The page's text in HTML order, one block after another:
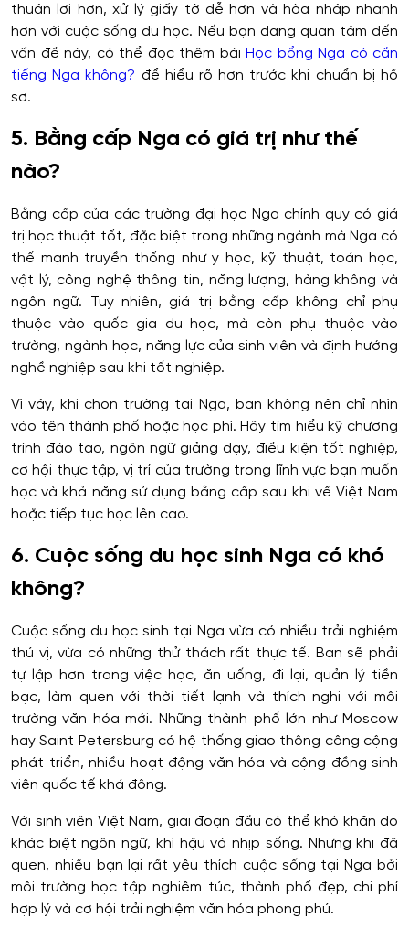
thuận lợi hơn, xử lý giấy tờ dễ hơn và hòa nhập nhanh
hơn với cuộc sống du học. Nếu bạn đang quan tâm đến
vấn đề này, có thể đọc thêm bài Học bổng Nga có cần
tiếng Nga không? để hiểu rõ hơn trước khi chuẩn bị hồ
sơ.
5. Bằng cấp Nga có giá trị như thế
nào?
Bằng cấp của các trường đại học Nga chính quy có giá
trị học thuật tốt, đặc biệt trong những ngành mà Nga có
thế mạnh truyền thống như y học, kỹ thuật, toán học,
vật lý, công nghệ thông tin, năng lượng, hàng không và
ngôn ngữ. Tuy nhiên, giá trị bằng cấp không chỉ phụ
thuộc vào quốc gia du học, mà còn phụ thuộc vào
trường, ngành học, năng lực của sinh viên và định hướng
nghề nghiệp sau khi tốt nghiệp.
Vì vậy, khi chọn trường tại Nga, bạn không nên chỉ nhìn
vào tên thành phố hoặc học phí. Hãy tìm hiểu kỹ chương
trình đào tạo, ngôn ngữ giảng dạy, điều kiện tốt nghiệp,
cơ hội thực tập, vị trí của trường trong lĩnh vực bạn muốn
học và khả năng sử dụng bằng cấp sau khi về Việt Nam
hoặc tiếp tục học lên cao.
6. Cuộc sống du học sinh Nga có khó
không?
Cuộc sống du học sinh tại Nga vừa có nhiều trải nghiệm
thú vị, vừa có những thử thách rất thực tế. Bạn sẽ phải
tự lập hơn trong việc học, ăn uống, đi lại, quản lý tiền
bạc, làm quen với thời tiết lạnh và thích nghi với môi
trường văn hóa mới. Những thành phố lớn như Moscow
hay Saint Petersburg có hệ thống giao thông công cộng
phát triển, nhiều hoạt động văn hóa và cộng đồng sinh
viên quốc tế khá đông.
Với sinh viên Việt Nam, giai đoạn đầu có thể khó khăn do
khác biệt ngôn ngữ, khí hậu và nhịp sống. Nhưng khi đã
quen, nhiều bạn lại rất yêu thích cuộc sống tại Nga bởi
môi trường học tập nghiêm túc, thành phố đẹp, chi phí
hợp lý và cơ hội trải nghiệm văn hóa phong phú.